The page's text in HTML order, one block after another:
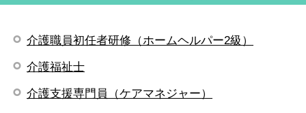
介護職員初任者研修（ホームヘルパー2級）
介護福祉士
介護支援専門員（ケアマネジャー）